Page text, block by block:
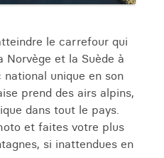
le carrefour qui
Norvège et la Suède à
unique en son
prend des airs alpins,
dans tout le pays.
et faites votre plus
si inattendues en